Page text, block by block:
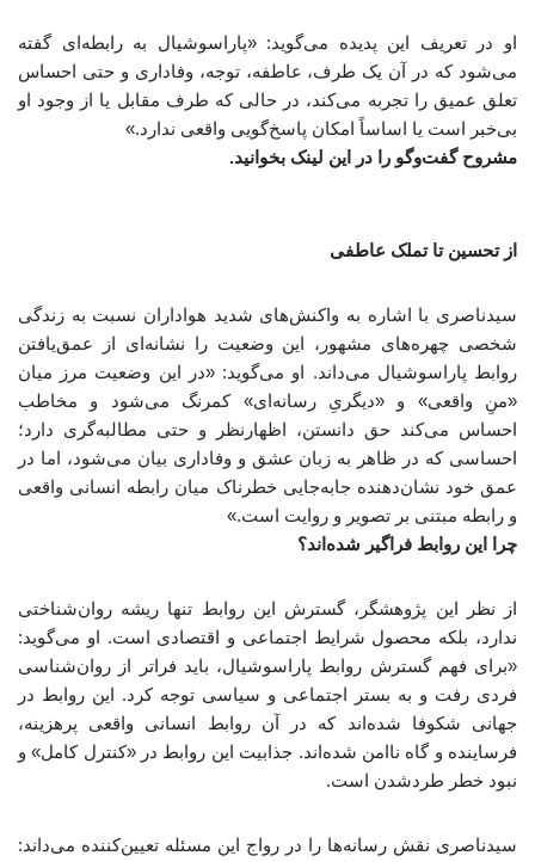
او در تعریف این پدیده می‌گوید: «پاراسوشیال به رابطه‌ای گفته
می‌شود که در آن یک طرف، عاطفه، توجه، وفاداری و حتی احساس
تعلق عمیق را تجربه می‌کند، در حالی که طرف مقابل یا از وجود او
بی‌خبر است یا اساساً امکان پاسخ‌گویی واقعی ندارد.»
مشروح گفت‌وگو را در این لینک بخوانید.
از تحسین تا تملک عاطفی
سیدناصری با اشاره به واکنش‌های شدید هواداران نسبت به زندگی
شخصی چهره‌های مشهور، این وضعیت را نشانه‌ای از عمق‌یافتن
روابط پاراسوشیال می‌داند. او می‌گوید: «در این وضعیت مرز میان
«منِ واقعی» و «دیگریِ رسانه‌ای» کمرنگ می‌شود و مخاطب
احساس می‌کند حق دانستن، اظهارنظر و حتی مطالبه‌گری دارد؛
احساسی که در ظاهر به زبان عشق و وفاداری بیان می‌شود، اما در
عمق خود نشان‌دهنده جابه‌جایی خطرناک میان رابطه انسانی واقعی
و رابطه مبتنی بر تصویر و روایت است.»
چرا این روابط فراگیر شده‌اند؟
از نظر این پژوهشگر، گسترش این روابط تنها ریشه روان‌شناختی
ندارد، بلکه محصول شرایط اجتماعی و اقتصادی است. او می‌گوید:
«برای فهم گسترش روابط پاراسوشیال، باید فراتر از روان‌شناسی
فردی رفت و به بستر اجتماعی و سیاسی توجه کرد. این روابط در
جهانی شکوفا شده‌اند که در آن روابط انسانی واقعی پرهزینه،
فرساینده و گاه ناامن شده‌اند. جذابیت این روابط در «کنترل کامل» و
نبود خطر طردشدن است.
سیدناصری نقش رسانه‌ها را در رواج این مسئله تعیین‌کننده می‌داند: